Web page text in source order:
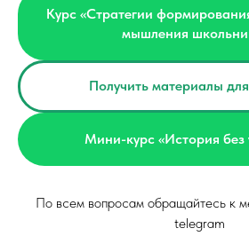
Курс «Стратегии
мышления
Получить материалы
Мини-курс «История без
По всем вопросам обращайтесь к
telegram